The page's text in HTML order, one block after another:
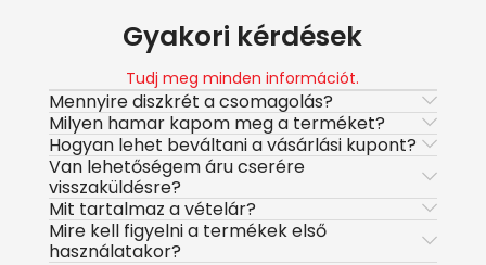
Gyakori kérdések
Tudj meg minden információt.
Mennyire diszkrét a csomagolás?
Milyen hamar kapom meg a terméket?
Hogyan lehet beváltani a vásárlási kupont?
Van lehetőségem áru cserére
visszaküldésre?
Mit tartalmaz a vételár?
Mire kell figyelni a termékek első
használatakor?